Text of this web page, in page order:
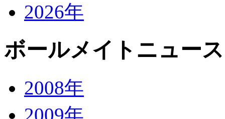
2026年
ボールメイトニュース
2008年
2009年